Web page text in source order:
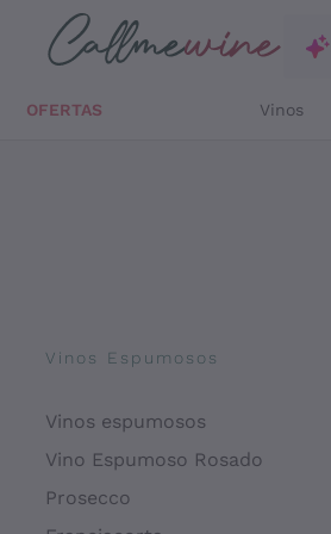
Saltar al contenido principal
OFERTAS Vinos
Vinos Espumosos
Vinos espumosos
Vino Espumoso Rosado
Prosecco